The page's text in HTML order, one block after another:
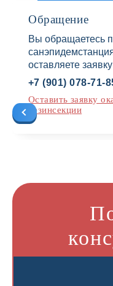
Обращение
Вы обращаетесь
оставляете
+7 (901) 078-71-
Оставить заявку
дезинсекции